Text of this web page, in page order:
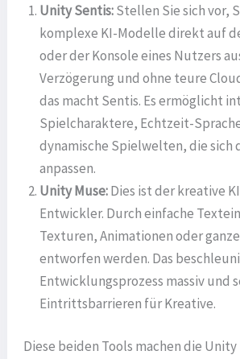
Unity Sentis:Stellen Sie sich vor,
komplexe KI-Modelle direkt auf
oder der Konsole eines Nutzers
Verzögerung und ohne teure
das macht Sentis. Es ermöglicht
Spielcharaktere, Echtzeit-
dynamische Spielwelten, die sich
anpassen.
Unity Muse:Dies ist der kreative
Entwickler. Durch einfache
Texturen, Animationen oder
entworfen werden. Das
Entwicklungsprozess massiv und
Eintrittsbarrieren für Kreative.
Diese beiden Tools machen die Unity